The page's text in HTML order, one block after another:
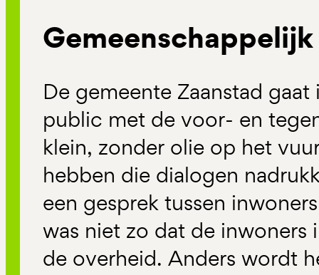
De gemeente Zaanstad
public met de voor- en
klein, zonder olie op het
hebben die dialogen
een gesprek tussen
was niet zo dat de inwoners
de overheid. Anders wordt